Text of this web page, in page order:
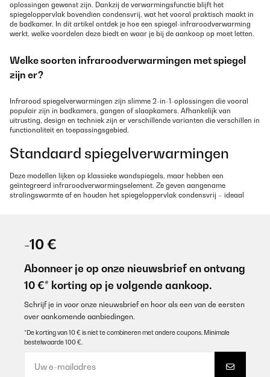
oplossingen gewenst zijn. Dankzij de verwarmingsfunctie blijft het
spiegeloppervlak bovendien condensvrij, wat het vooral praktisch maakt in
de badkamer. In dit artikel ontdek je hoe een spiegel-infraroodverwarming
werkt, welke voordelen deze biedt en waar je bij de aankoop op moet letten.
Welke soorten infraroodverwarmingen met spiegel
zijn er?
Infrarood spiegelverwarmingen zijn slimme 2-in-1-oplossingen die vooral
populair zijn in badkamers, gangen of slaapkamers. Afhankelijk van
uitrusting, design en techniek zijn er verschillende varianten die verschillen in
functionaliteit en toepassingsgebied.
Standaard spiegelverwarmingen
Deze modellen lijken op klassieke wandspiegels, maar hebben een
geïntegreerd infraroodverwarmingselement. Ze geven aangename
stralingswarmte af en houden het spiegeloppervlak condensvrij – ideaal
Hier wordt functie gecombineerd met esthetiek. Deze verwarmingen hebben
moderne touch-bediening – perfect voor stijlvolle woonruimtes met hoge
eisen aan uiterlijk en comfort.
Smart-spiegelverwarmingen
systeem. Ze bieden extra functies zoals tijdschema's, temperatuurregeling of
spraakbesturing en maken een flexibele verwarmingsplanning in het
-10 €
Abonneer je op onze nieuwsbrief en ontvang
10 €* korting op je volgende aankoop.
Schrijf je in voor onze nieuwsbrief en hoor als een van de eersten
over aankomende aanbiedingen.
*De korting van 10 € is niet te combineren met andere coupons. Minimale
bestelwaarde 100 €.